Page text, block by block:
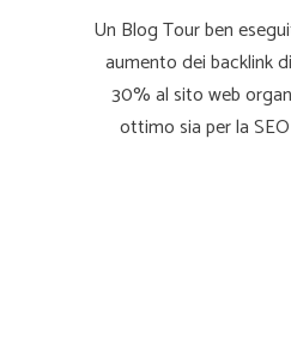
Un Blog Tour ben
aumento dei backlink
30% al sito web
ottimo sia per la